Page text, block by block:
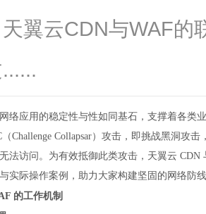
翼云CDN与WAF的
络应用的稳定性与性如同基石，支撑着各类
Challenge Collapsar）攻击，即挑战黑洞攻
法访问。为有效抵御此类攻击，天翼云 CDN
实际操作案例，助力大家构建坚固的网络防
的工作机制